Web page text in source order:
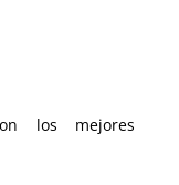
los mejores